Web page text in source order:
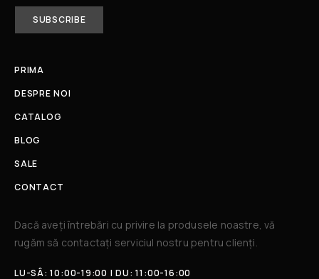
PRIMA
DESPRE NOI
CATALOG
BLOG
SALE
CONTACT
Dacă aveți întrebări cu privire la produsele noastre, vă
rugăm să contactați serviciul nostru pentru clienți.​
LU-SÂ: 10:00-19:00 | DU: 11:00-16:00